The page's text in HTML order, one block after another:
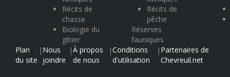
Récits de
chasse
Biologie du
gibier
Récits de
pêche
Réserves
fauniques
Plan
du site
| Nous
joindre
|À propos
de nous
|Conditions
d'utilisation
| Partenaires de
Chevreuil.net